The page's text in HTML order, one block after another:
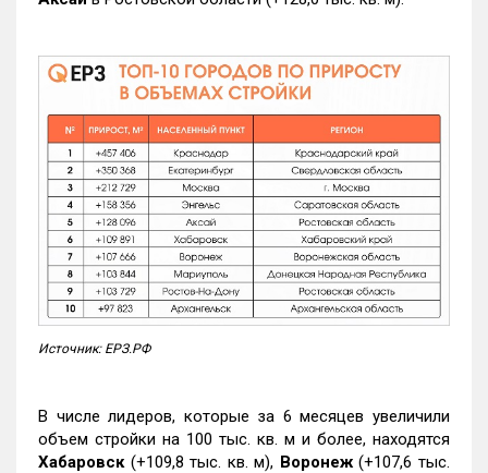
Источник: ЕРЗ.РФ
В числе лидеров, которые за 6 месяцев увеличили
объем стройки на 100 тыс. кв. м и более, находятся
Хабаровск (+109,8 тыс. кв. м), Воронеж(+107,6 тыс.